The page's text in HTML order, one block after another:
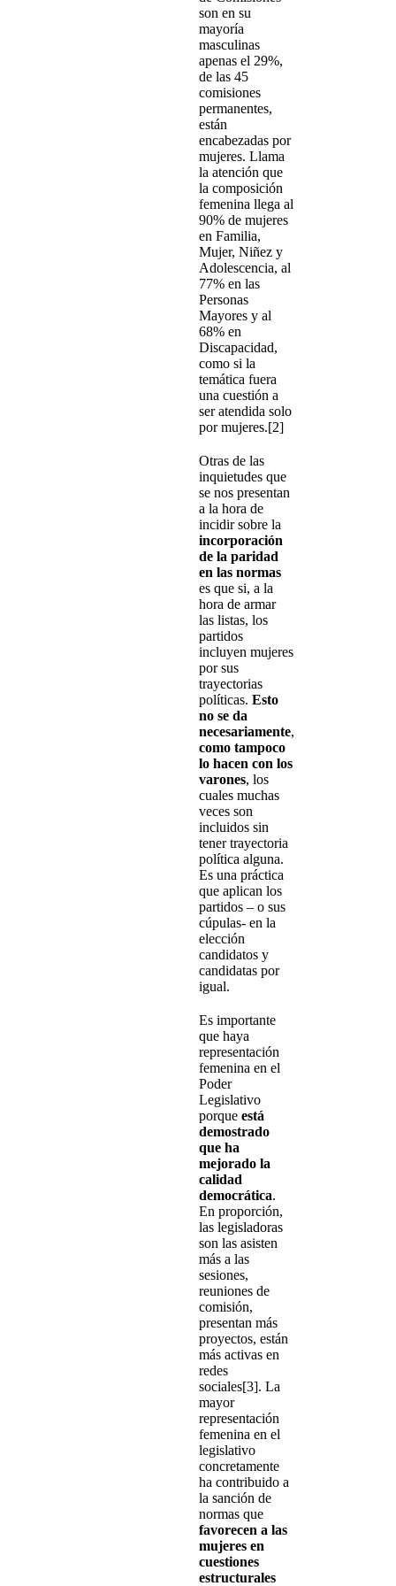
son en su
mayoría
masculinas
apenas el 29%,
de las 45
comisiones
permanentes,
están
encabezadas por
mujeres. Llama
la atención que
la composición
femenina llega al
90% de mujeres
en Familia,
Mujer, Niñez y
Adolescencia, al
77% en las
Personas
Mayores y al
68% en
Discapacidad,
como si la
temática fuera
una cuestión a
ser atendida solo
por mujeres.[2]
Otras de las
inquietudes que
se nos presentan
a la hora de
incidir sobre la
incorporación
de la paridad
en las normas
es que si, a la
hora de armar
las listas, los
partidos
incluyen mujeres
por sus
trayectorias
políticas.Esto
no se da
necesariamente,
como tampoco
lo hacen con los
varones, los
cuales muchas
veces son
incluidos sin
tener trayectoria
política alguna.
Es una práctica
que aplican los
partidos – o sus
cúpulas- en la
elección
candidatos y
candidatas por
igual.
Es importante
que haya
representación
femenina en el
Poder
Legislativo
porqueestá
demostrado
que ha
mejorado la
calidad
democrática.
En proporción,
las legisladoras
son las asisten
más a las
sesiones,
reuniones de
comisión,
presentan más
proyectos, están
más activas en
redes
sociales[3]. La
mayor
representación
femenina en el
legislativo
concretamente
ha contribuido a
la sanción de
normas que
favorecen a las
mujeres en
cuestiones
estructurales